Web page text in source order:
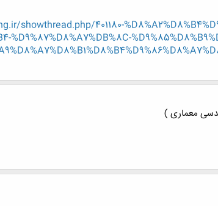
showthread.php/401180-
%D9%87%D8%A7%DB%8C-
معماری )